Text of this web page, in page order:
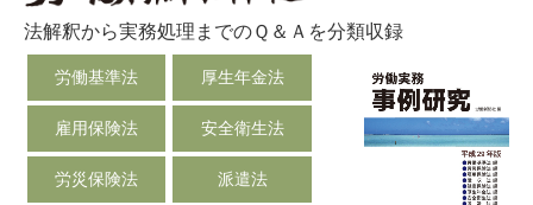
法解釈から実務処理までのＱ＆Ａを分類収録
労働基準法 厚生年金法
雇用保険法 安全衛生法
労災保険法 派遣法